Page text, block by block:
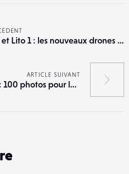
DJI Lito X1 et Lito 1 : les nouveaux drones d’entrée de gamme du constructeur
ARTICLE SUIVANT
RSF – Vincent Munier : 100 photos pour la liberté de la presse